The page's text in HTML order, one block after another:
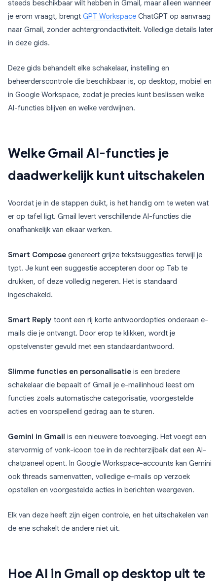
steeds beschikbaar wilt hebben in Gmail, maar alleen wanneer
je erom vraagt, brengt GPT Workspace ChatGPT op aanvraag
naar Gmail, zonder achtergrondactiviteit. Volledige details later
in deze gids.
Deze gids behandelt elke schakelaar, instelling en
beheerderscontrole die beschikbaar is, op desktop, mobiel en
in Google Workspace, zodat je precies kunt beslissen welke
AI-functies blijven en welke verdwijnen.
Welke Gmail AI-functies je
daadwerkelijk kunt uitschakelen
Voordat je in de stappen duikt, is het handig om te weten wat
er op tafel ligt. Gmail levert verschillende AI-functies die
onafhankelijk van elkaar werken.
Smart Compose genereert grijze tekstsuggesties terwijl je
typt. Je kunt een suggestie accepteren door op Tab te
drukken, of deze volledig negeren. Het is standaard
ingeschakeld.
Smart Reply toont een rij korte antwoordopties onderaan e-
mails die je ontvangt. Door erop te klikken, wordt je
opstelvenster gevuld met een standaardantwoord.
Slimme functies en personalisatie is een bredere
schakelaar die bepaalt of Gmail je e-mailinhoud leest om
functies zoals automatische categorisatie, voorgestelde
acties en voorspellend gedrag aan te sturen.
Gemini in Gmail is een nieuwere toevoeging. Het voegt een
stervormig of vonk-icoon toe in de rechterzijbalk dat een AI-
chatpaneel opent. In Google Workspace-accounts kan Gemini
ook threads samenvatten, volledige e-mails op verzoek
opstellen en voorgestelde acties in berichten weergeven.
Elk van deze heeft zijn eigen controle, en het uitschakelen van
de ene schakelt de andere niet uit.
Hoe AI in Gmail op desktop uit te